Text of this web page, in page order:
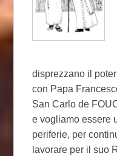
disprezzano il
con Papa
San Carlo de
e vogliamo essere
periferie, per
lavorare per il suo